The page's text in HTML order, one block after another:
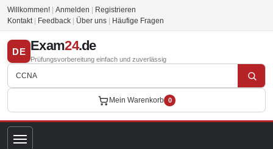
Willkommen! Anmelden
Registrieren
Kontakt
Feedback Über uns Häufige Fragen
DE Exam24.de
Prüfungsvorbereitung einfach und zuverlässig
Mein Warenkorb 0